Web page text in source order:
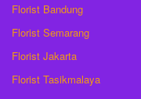
Florist Bandung
Florist Semarang
Florist Jakarta
Florist Tasikmalaya